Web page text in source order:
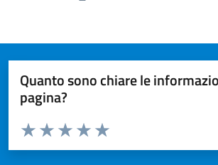
Quanto sono chiare le
pagina?
Valuta da 1 a 5 stelle la pagina
Valuta 5 stelle su 5
Valuta 4 stelle su 5
Valuta 3 stelle su 5
Valuta 2 stelle su 5
Valuta 1 stelle su 5